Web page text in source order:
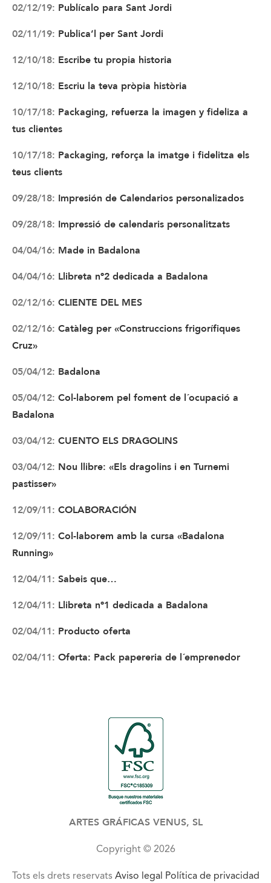
02/12/19: Publícalo para Sant Jordi
02/11/19: Publica’l per Sant Jordi
12/10/18: Escribe tu propia historia
12/10/18: Escriu la teva pròpia història
10/17/18: Packaging, refuerza la imagen y fideliza a
tus clientes
10/17/18: Packaging, reforça la imatge i fidelitza els
teus clients
09/28/18: Impresión de Calendarios personalizados
09/28/18: Impressió de calendaris personalitzats
04/04/16: Made in Badalona
04/04/16: Llibreta nº2 dedicada a Badalona
02/12/16: CLIENTE DEL MES
02/12/16: Catàleg per «Construccions frigorífiques
Cruz»
05/04/12: Badalona
05/04/12: Col-laborem pel foment de l´ocupació a
Badalona
03/04/12: CUENTO ELS DRAGOLINS
03/04/12: Nou llibre: «Els dragolins i en Turnemi
pastisser»
12/09/11: COLABORACIÓN
12/09/11: Col-laborem amb la cursa «Badalona
Running»
12/04/11: Sabeis que…
12/04/11: Llibreta nº1 dedicada a Badalona
02/04/11: Producto oferta
02/04/11: Oferta: Pack papereria de l´emprenedor
ARTES GRÁFICAS VENUS, SL
Copyright © 2026
Tots els drets reservats Aviso legal Política de privacidad